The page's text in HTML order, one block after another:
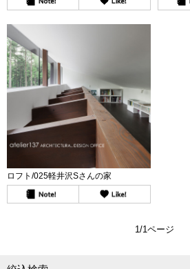
ロフト/025軽井沢Sさんの家
1/1ページ